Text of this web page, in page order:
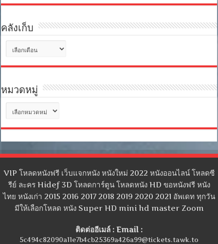
คลังเก็บ
เก็บ
หมวดหมู่
หมู่
VIP โหลดหนังฟรี เว็บแจกหนัง หนังใหม่ 2022 หนังออนไลน์ โหลดซี
รีย์ ละคร Hidef 3D โหลดการ์ตูน โหลดหนัง HD ขอหนังฟรี หนัง
ไทย หนังเก่า 2015 2016 2017 2018 2019 2020 2021 อัพเดท ทุกวัน
มีให้เลือกโหลด หนัง Super HD mini hd master Zoom
ติดต่ออีเมล์ : Email :
5c494c82090a11e7b4cb25369a426a99@tickets.tawk.to